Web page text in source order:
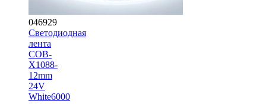
046929
Светодиодная
лента
COB-
X1088-
12mm
24V
White6000